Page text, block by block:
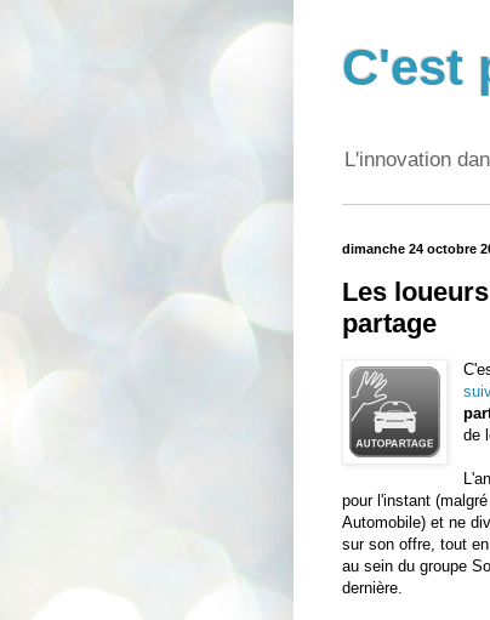
C'est
L'innovation
dimanche 24 octobre
Les
partage
de
pour l'instant
Automobile) et ne
sur son offre, tout
au sein du groupe
dernière.